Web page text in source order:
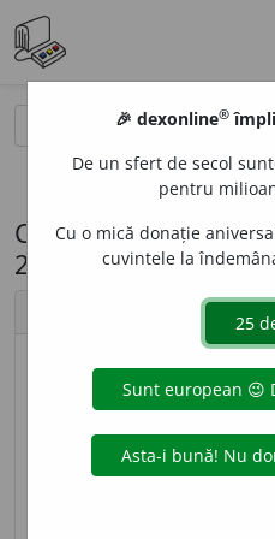
Cuvântul zilei, 10
2021
N, -Ă,osmani, -e, s.
Turc.2. Adj.Turcesc.
🎉 dexonline®
De un sfert de secol
pentru
Cu o mică donație
cuvintele la